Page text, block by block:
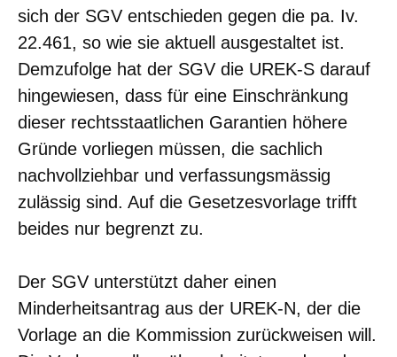
sich der SGV entschieden gegen die pa. Iv.
22.461, so wie sie aktuell ausgestaltet ist.
Demzufolge hat der SGV die UREK-S darauf
hingewiesen, dass für eine Einschränkung
dieser rechtsstaatlichen Garantien höhere
Gründe vorliegen müssen, die sachlich
nachvollziehbar und verfassungsmässig
zulässig sind. Auf die Gesetzesvorlage trifft
beides nur begrenzt zu.
Der SGV unterstützt daher einen
Minderheitsantrag aus der UREK-N, der die
Vorlage an die Kommission zurückweisen will.